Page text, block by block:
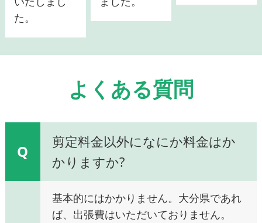
た。
よくある質問
Q
剪定料金以外になにか料金はか
かりますか?
基本的にはかかりません。大分県であれ
ば、出張費はいただいておりません。